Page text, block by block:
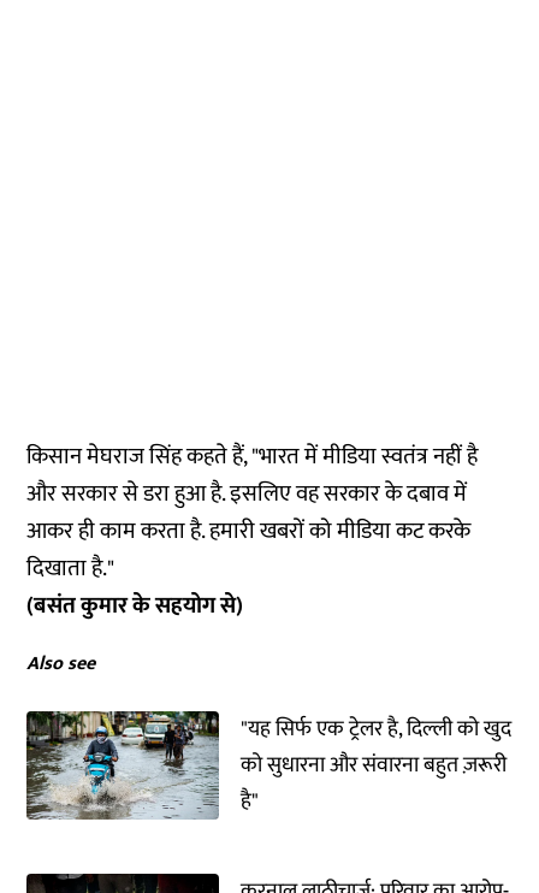
किसान मेघराज सिंह कहते हैं, "भारत में मीडिया स्वतंत्र नहीं है
और सरकार से डरा हुआ है. इसलिए वह सरकार के दबाव में
आकर ही काम करता है. हमारी खबरों को मीडिया कट करके
दिखाता है."
(बसंत कुमार के सहयोग से)
Also see
"यह सिर्फ एक ट्रेलर है, दिल्ली को खुद
को सुधारना और संवारना बहुत ज़रूरी
है"